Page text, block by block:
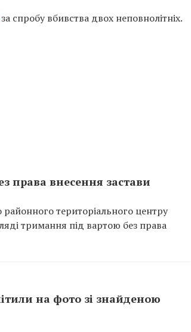
за спробу вбивства двох неповнолітніх.
права внесення застави
територіального центру
тримання під вартою без права
на фото зі знайденою